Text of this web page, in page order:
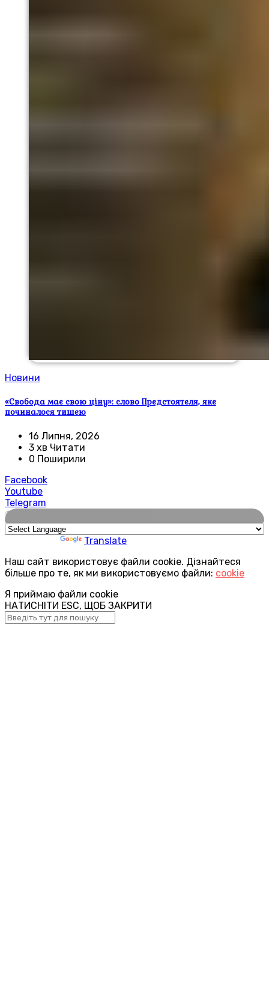
Новини
«Свобода має свою ціну»: слово Предстоятеля, яке
починалося тишею
16 Липня, 2026
3 хв Читати
0 Поширили
Facebook
Youtube
Telegram
🌍
Translate
Наш сайт використовує файли cookie. Дізнайтеся
більше про те, як ми використовуємо файли: cookie
Я приймаю файли cookie
НАТИСНІТИ ESC, ЩОБ ЗАКРИТИ